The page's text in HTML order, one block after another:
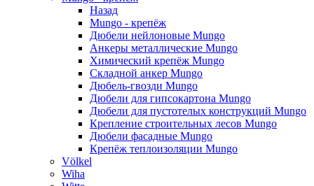
Назад
Mungo - крепёж
Дюбели нейлоновые Mungo
Анкеры металлические Mungo
Химический крепёж Mungo
Складной анкер Mungo
Дюбель-гвозди Mungo
Дюбели для гипсокартона Mungo
Дюбели для пустотелых конструкций Mungo
Крепление строительных лесов Mungo
Дюбели фасадные Mungo
Крепёж теплоизоляции Mungo
Völkel
Wiha